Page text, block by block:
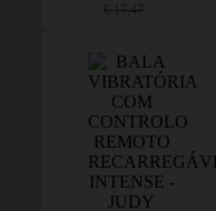
€ 17,47